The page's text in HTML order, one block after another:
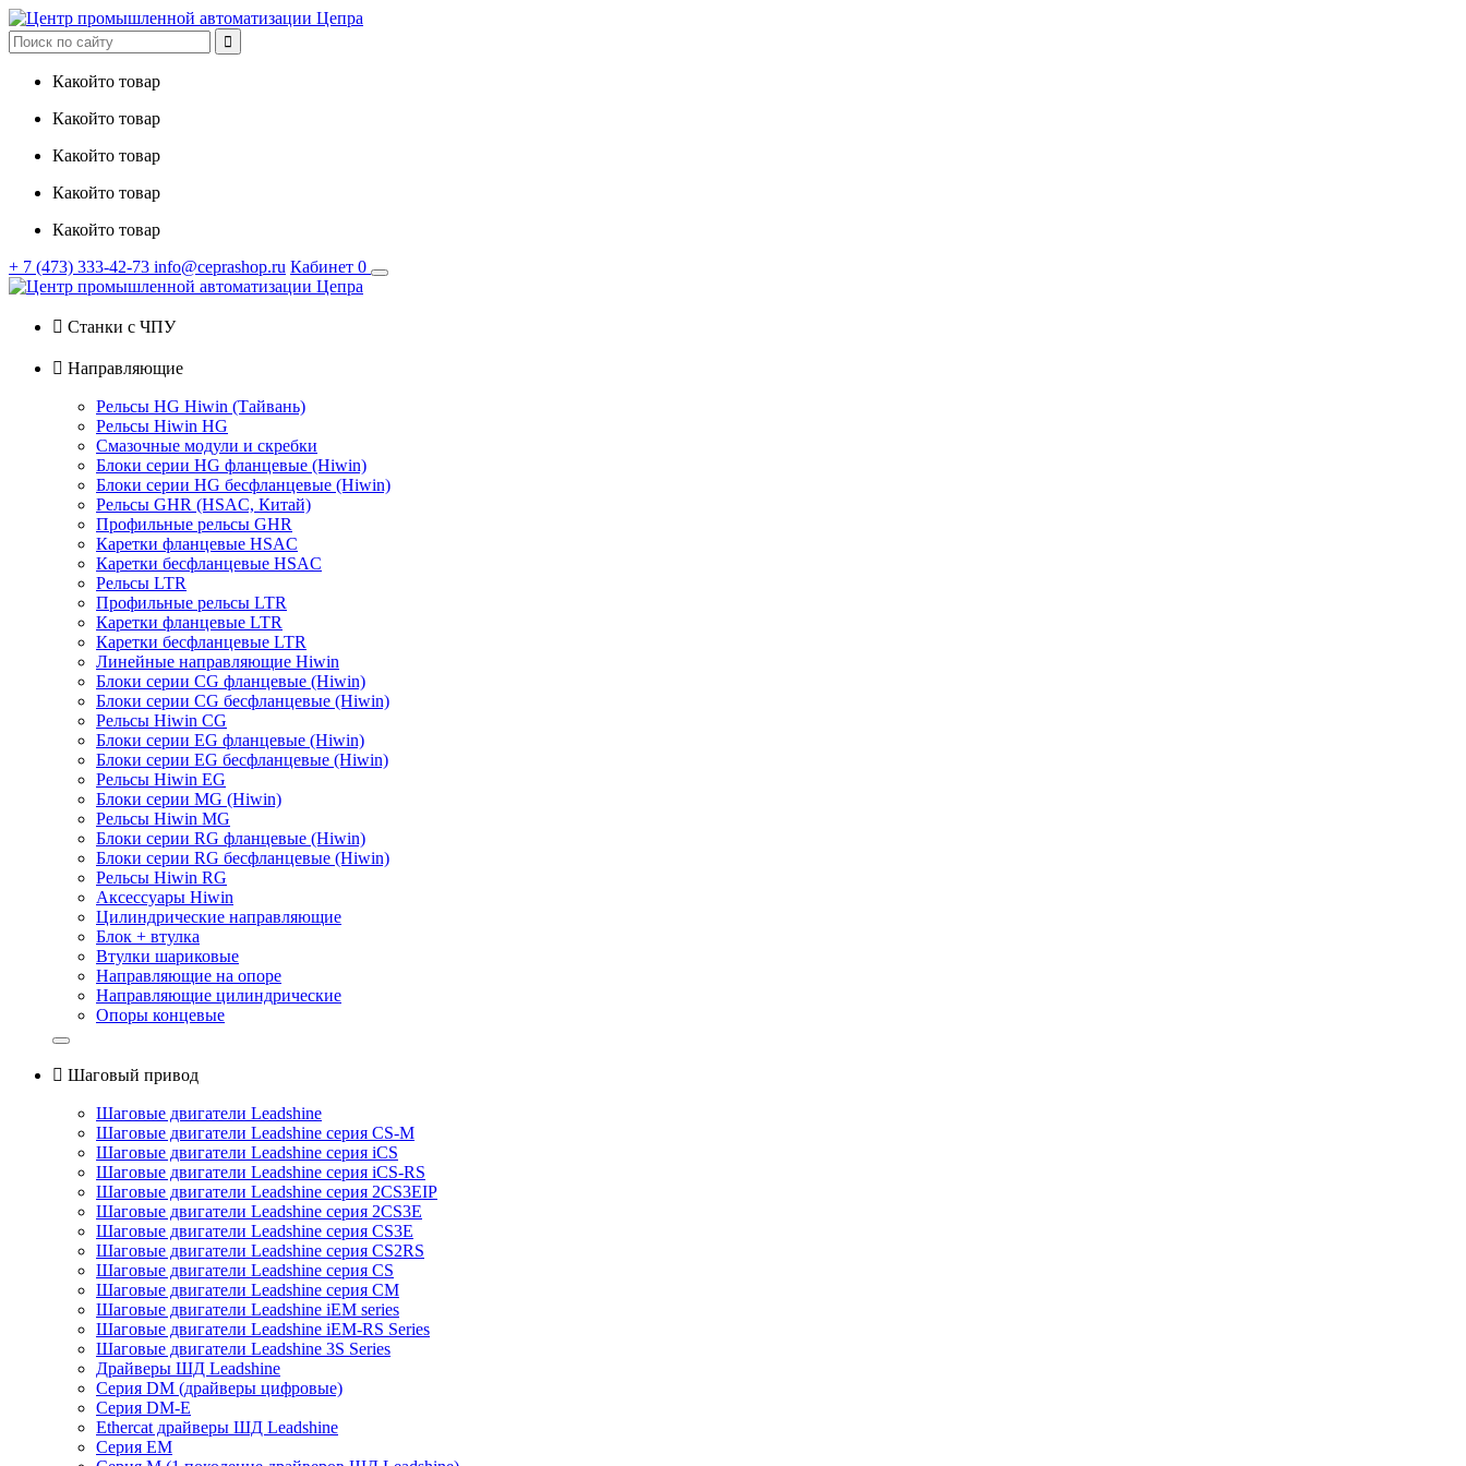

Какойто товар
Какойто товар
Какойто товар
Какойто товар
Какойто товар
+ 7 (473) 333-42-73 info@ceprashop.ru Кабинет 0
 Станки с ЧПУ
 Направляющие
Рельсы HG Hiwin (Тайвань)
Рельсы Hiwin HG
Смазочные модули и скребки
Блоки серии HG фланцевые (Hiwin)
Блоки серии HG бесфланцевые (Hiwin)
Рельсы GHR (HSAC, Китай)
Профильные рельсы GHR
Каретки фланцевые HSAC
Каретки бесфланцевые HSAC
Рельсы LTR
Профильные рельсы LTR
Каретки фланцевые LTR
Каретки бесфланцевые LTR
Линейные направляющие Hiwin
Блоки серии CG фланцевые (Hiwin)
Блоки серии CG бесфланцевые (Hiwin)
Рельсы Hiwin CG
Блоки серии EG фланцевые (Hiwin)
Блоки серии EG бесфланцевые (Hiwin)
Рельсы Hiwin EG
Блоки серии MG (Hiwin)
Рельсы Hiwin MG
Блоки серии RG фланцевые (Hiwin)
Блоки серии RG бесфланцевые (Hiwin)
Рельсы Hiwin RG
Аксессуары Hiwin
Цилиндрические направляющие
Блок + втулка
Втулки шариковые
Направляющие на опоре
Направляющие цилиндрические
Опоры концевые
 Шаговый привод
Шаговые двигатели Leadshine
Шаговые двигатели Leadshine серия CS-M
Шаговые двигатели Leadshine серия iCS
Шаговые двигатели Leadshine серия iCS-RS
Шаговые двигатели Leadshine серия 2CS3EIP
Шаговые двигатели Leadshine серия 2CS3E
Шаговые двигатели Leadshine серия CS3E
Шаговые двигатели Leadshine серия CS2RS
Шаговые двигатели Leadshine серия CS
Шаговые двигатели Leadshine серия CM
Шаговые двигатели Leadshine iEM series
Шаговые двигатели Leadshine iEM-RS Series
Шаговые двигатели Leadshine 3S Series
Драйверы ШД Leadshine
Серия DM (драйверы цифровые)
Серия DM-E
Ethercat драйверы ШД Leadshine
Серия EM